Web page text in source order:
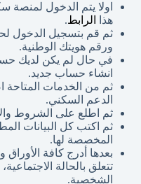
اولا يتم الدخول لمنصة
هذا
الرابط.
ثم قم بتسجيل الدخول
ورقم هويتك الوطنية.
في حال لم يكن لديك
انشاء حساب جديد.
ثم من الخدمات المتاحة
الدعم السكني.
ثم اطلع على الشروط
ثم اكتب كل البيانات
المخصصة لها.
بعدها أدرج كافة الأوراق
تتعلق بالحالة
الشخصية.